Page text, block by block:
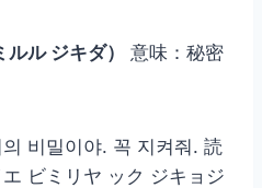
ル ジキダ）
意味：秘密
비밀이야. 꼭 지켜줘. 読
ビミリヤ ック ジキョジ